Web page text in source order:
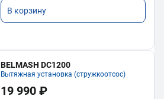
В корзину
BELMASH DC1200
Вытяжная установка (стружкоотсос)
19 990 ₽